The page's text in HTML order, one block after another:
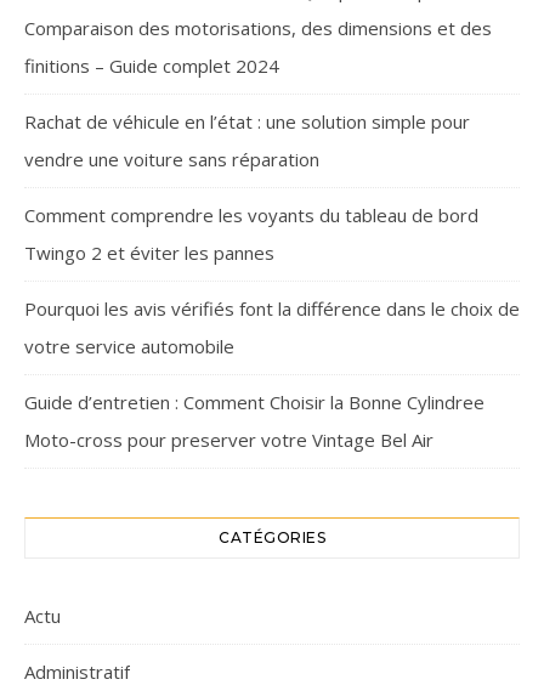
Comparaison des motorisations, des dimensions et des
finitions – Guide complet 2024
Rachat de véhicule en l’état : une solution simple pour
vendre une voiture sans réparation
Comment comprendre les voyants du tableau de bord
Twingo 2 et éviter les pannes
Pourquoi les avis vérifiés font la différence dans le choix de
votre service automobile
Guide d’entretien : Comment Choisir la Bonne Cylindree
Moto-cross pour preserver votre Vintage Bel Air
CATÉGORIES
Actu
Administratif